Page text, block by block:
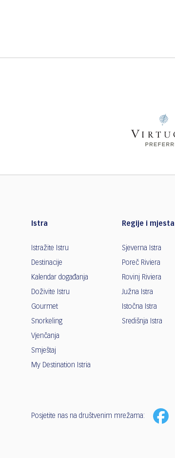
Istra
Istražite Istru
Destinacije
Kalendar događanja
Doživite Istru
Gourmet
Snorkeling
Vjenčanja
Smještaj
My Destination Istria
Regije i mjesta
Sjeverna Istra
Poreč Riviera
Rovinj Riviera
Južna Istra
Istočna Istra
Središnja Istra
Posjetite nas na društvenim mrežama: